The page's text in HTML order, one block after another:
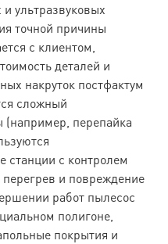
и ультразвуковых
точной причины
с клиентом,
деталей и
накруток постфактум
сложный
перепайка
станции с контролем
и повреждение
работ пылесос
полигоне,
покрытия и